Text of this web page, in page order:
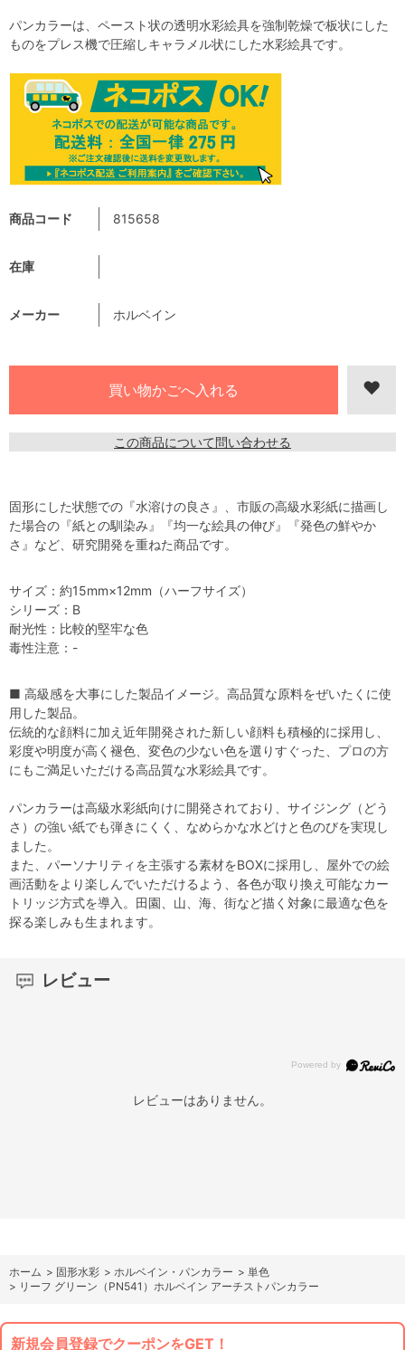
商品コード 815658
在庫
メーカー ホルベイン
この商品について問い合わせる
パンカラーは、ペースト状の透明水彩絵具を強制乾燥で板状にした
ものをプレス機で圧縮しキャラメル状にした水彩絵具です。
固形にした状態での『水溶けの良さ』、市販の高級水彩紙に描画し
た場合の『紙との馴染み』『均一な絵具の伸び』『発色の鮮やか
さ』など、研究開発を重ねた商品です。
サイズ：約15mm×12mm（ハーフサイズ）
シリーズ：B
耐光性：比較的堅牢な色
毒性注意：-
■ 高級感を大事にした製品イメージ。高品質な原料をぜいたくに使
用した製品。
伝統的な顔料に加え近年開発された新しい顔料も積極的に採用し、
彩度や明度が高く褪色、変色の少ない色を選りすぐった、プロの方
にもご満足いただける高品質な水彩絵具です。
パンカラーは高級水彩紙向けに開発されており、サイジング（どう
さ）の強い紙でも弾きにくく、なめらかな水どけと色のびを実現し
ました。
また、パーソナリティを主張する素材をBOXに採用し、屋外での絵
画活動をより楽しんでいただけるよう、各色が取り換え可能なカー
トリッジ方式を導入。田園、山、海、街など描く対象に最適な色を
探る楽しみも生まれます。
レビュー
レビューはありません。
ホーム > 固形水彩 > ホルベイン・パンカラー > 単色
> リーフ グリーン（PN541）ホルベイン アーチストパンカラー
新規会員登録でクーポンをGET！